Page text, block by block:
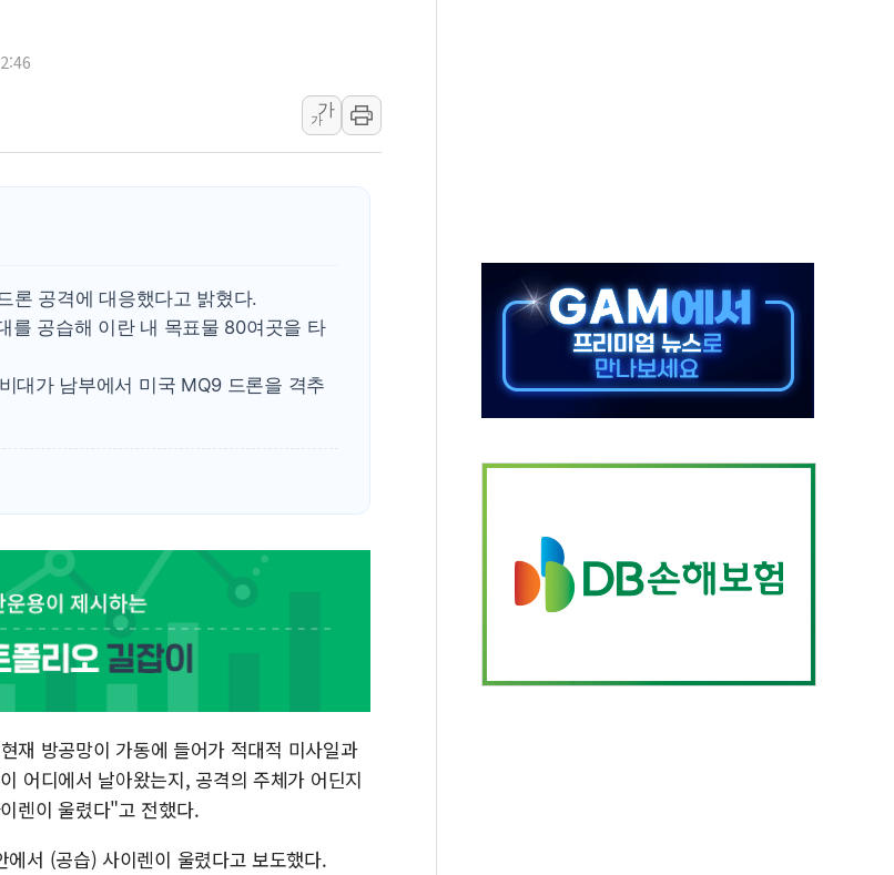
리투아니아 국방 "러, 우크라 드론으로 나토 회원국 공격 검토… 거짓 깃발 작전"
구광모, 내주 실리콘밸리서 젠슨 황 재회…로봇·AI 데이터센터·모빌리티 구체화
청와대, 북한 단거리 탄도미사일 발사에 긴급 안보 점검회의
가
가
론 공격에 대응했다고 밝혔다.
를 공습해 이란 내 목표물 80여곳을 타
대가 남부에서 미국 MQ9 드론을 격추
재 방공망이 가동에 들어가 적대적 미사일과
어디에서 날아왔는지, 공격의 주체가 어딘지
렌이 울렸다"고 전했다.
서 (공습) 사이렌이 울렸다고 보도했다.